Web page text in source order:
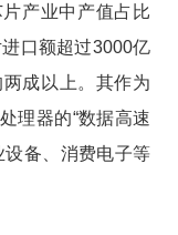
产业中产值占比
口额超过3000亿
成以上。其作为
理器的“数据高速
设备、消费电子等